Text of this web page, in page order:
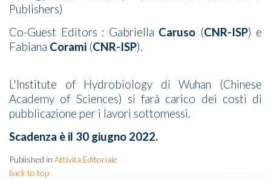
Publishers)
Co-Guest Editors : Gabriella Caruso (CNR-ISP) e
Fabiana Corami (CNR-ISP).
L'Institute of Hydrobiology di Wuhan (Chinese
Academy of Sciences) si farà carico dei costi di
pubblicazione per i lavori sottomessi.
Scadenza è il 30 giugno 2022.
Published in Attività Editoriale
back to top